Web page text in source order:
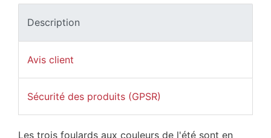
Description
Avis client
Sécurité des produits (GPSR)
Les trois foulards aux couleurs de l'été sont en